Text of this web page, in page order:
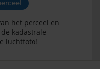
het perceel en
kadastrale
luchtfoto!